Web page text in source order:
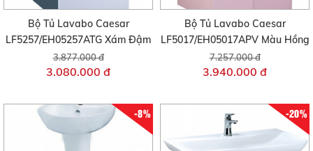
Bộ Tủ Lavabo Caesar
LF5257/EH05257ATG Xám Đậm
3.877.000 đ
3.080.000 đ
Bộ Tủ Lavabo Caesar
LF5017/EH05017APV Màu Hồng
7.257.000 đ
3.940.000 đ
-8% -20%